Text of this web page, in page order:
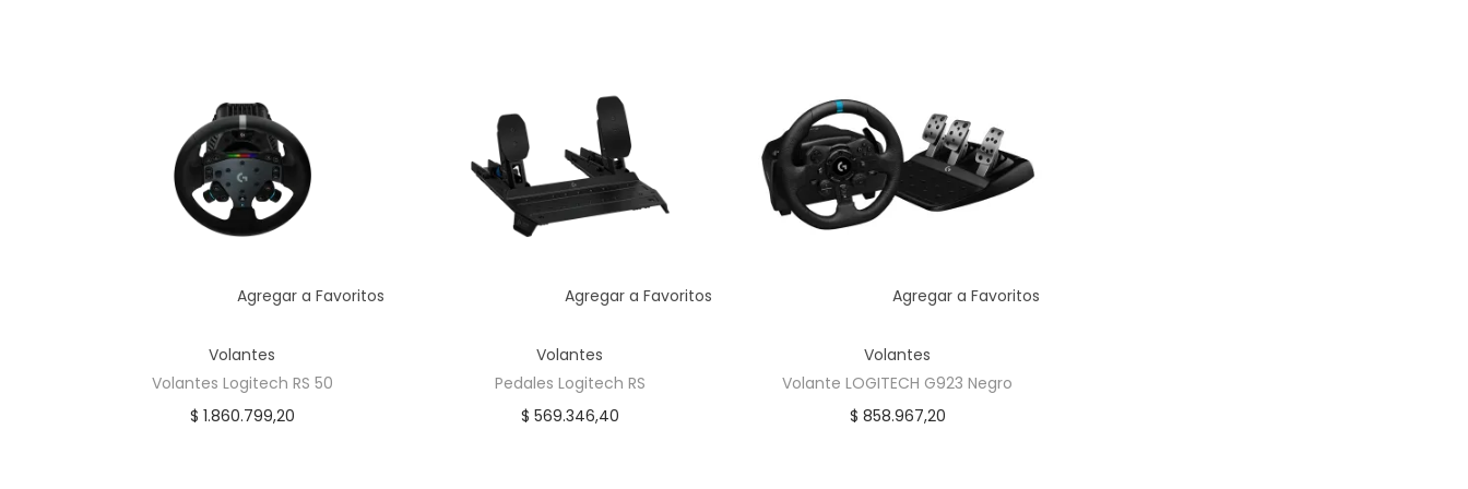
r
o
c
a
n
Agregar a Favoritos
Volantes
Volantes Logitech RS 50
$ 1.860.799,20
Agregar a Favoritos
Volantes
Pedales Logitech RS
$ 569.346,40
Agregar a Favoritos
Volantes
Volante LOGITECH G923 Negro
$ 858.967,20